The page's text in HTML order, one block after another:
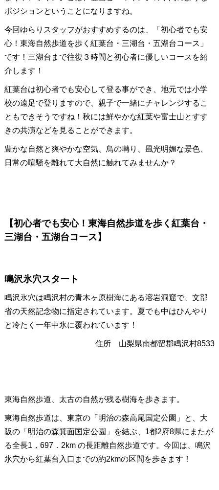
ポジションということになりますね。
今回ゆらりスタッフがおすすめするのは、「初心者でも安
心！東海自然歩道を歩く紅葉台・三湖台・五湖台コース」
です！三湖台まで往復３時間と初心者に優しいコースを紹
介します！
紅葉台は初心者でも安心して登る事ができ、地元では小学
校の遠足で登りますので、親子で一緒にチャレンジするこ
ともできそうですね！秋には鮮やかな紅葉や富士山とすす
きの共演などを見ることができます。
豊かな自然と爽やかな空気、鳥の囀り、風光明媚な景色、
日常の喧騒を離れて大自然に触れてみませんか？
【初心者でも安心！東海自然歩道を歩く紅葉台・
三湖台・五湖台コース】
鳴沢氷穴スタート
鳴沢氷穴は鳴沢村の青木ヶ原樹海にある溶岩洞窟で、文部
省の天然記念物に指定されています。夏でも中はひんやり
と冷たく一年中氷に覆われています！
住所 山梨県南都留郡鳴沢村8533
東海自然歩道、太古の自然が残る樹海を歩きます。
東海自然歩道は、東京の「明治の森高尾国定公園」と、大
阪の「明治の森箕面国定公園」を結ぶ、1都2府8県にまたが
る全長1，697．2km の長距離自然歩道です。今回は、鳴沢
氷穴から紅葉台入口までの約2kmの区間を歩きます！